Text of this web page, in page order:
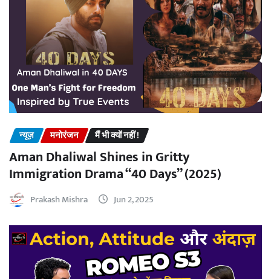
न्यूज़ मनोरंजन मैं भी क्यों नहीं !
Aman Dhaliwal Shines in Gritty
Immigration Drama “40 Days” (2025)
Prakash Mishra Jun 2, 2025